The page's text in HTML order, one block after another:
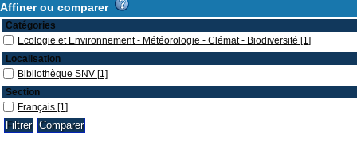
Affiner ou comparer
Catégories
Ecologie et Environnement - Météorologie - Clémat - Biodiversité [1]
Localisation
Bibliothèque SNV [1]
Section
Français [1]